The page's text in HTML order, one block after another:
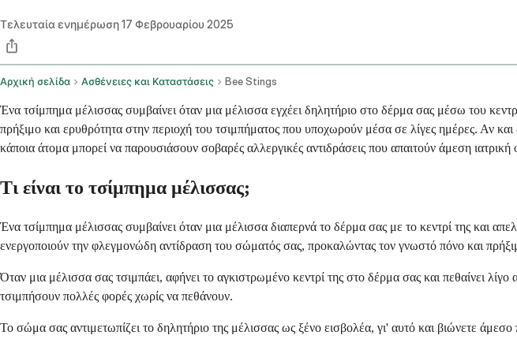
Τελευταία ενημέρωση17 Φεβρουαρίου 2025
Αρχική σελίδα Ασθένειες και Καταστάσεις Bee Stings
Ένα τσίμπημα μέλισσας συμβαίνει όταν μια μέλισσα εγχέει δηλητήριο στο δέρμα σας μέσω του
πρήξιμο και ερυθρότητα στην περιοχή του τσιμπήματος που υποχωρούν μέσα σε λίγες ημέρες. Αν
κάποια άτομα μπορεί να παρουσιάσουν σοβαρές αλλεργικές αντιδράσεις που απαιτούν άμεση ιατρική
Τι είναι το τσίμπημα μέλισσας;
Ένα τσίμπημα μέλισσας συμβαίνει όταν μια μέλισσα διαπερνά το δέρμα σας με το κεντρί της και
ενεργοποιούν την φλεγμονώδη αντίδραση του σώματός σας, προκαλώντας τον γνωστό πόνο και
Όταν μια μέλισσα σας τσιμπάει, αφήνει το αγκιστρωμένο κεντρί της στο δέρμα σας και πεθαίνει
τσιμπήσουν πολλές φορές χωρίς να πεθάνουν.
Το σώμα σας αντιμετωπίζει το δηλητήριο της μέλισσας ως ξένο εισβολέα, γι' αυτό και βιώνετε